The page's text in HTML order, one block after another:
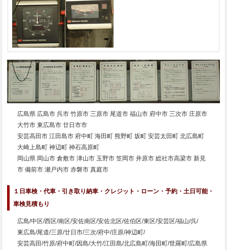
広島県 広島市 呉市 竹原市 三原市 尾道市 福山市 府中市 三次市 庄原市
大竹市 東広島市 廿日市市
安芸高田市 江田島市 府中町 海田町 熊野町 坂町 安芸太田町 北広島町
大崎上島町 神辺町 神石高原町
岡山県 岡山市 倉敷市 津山市 玉野市 笠岡市 井原市 総社市高梁市 新見
市 備前市 瀬戸内市 赤磐市 真庭市
１日車検・代車・引き取り納車・クレジット・ローン・予約・土日可能・
車検見積もり
広島/中区/西区/南区/安佐南区/安佐北区/佐伯区/東区/安芸区/福山/呉/
東広島/尾道/三原/廿日市/三次/府中/庄原/神辺町/
安芸高田/竹原/府中町/因島/大竹/江田島/北広島町/海田町/世羅町/広島県